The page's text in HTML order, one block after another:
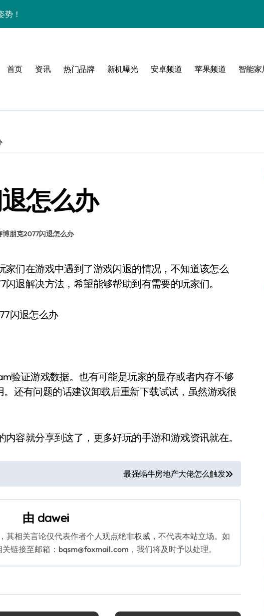
友！
首页 资讯 热门品牌 新机曝光 安卓频道 苹果频道 智能家
怎么办
博朋克2077闪退怎么办
退解决方法，希望能够帮助到有需要的玩家们。
证游戏数据。也有可能是玩家的显存或者内存不够
还有问题的话建议卸载后重新下载试试，虽然游戏很
容就分享到这了，更多好玩的手游和游戏资讯就在。
最强蜗牛房地产大佬怎么触发
由 dawei
其相关言论仅代表作者个人观点绝非权威，不代表本站立场。如
链接至邮箱：bqsm@foxmail.com，我们将及时予以处理。